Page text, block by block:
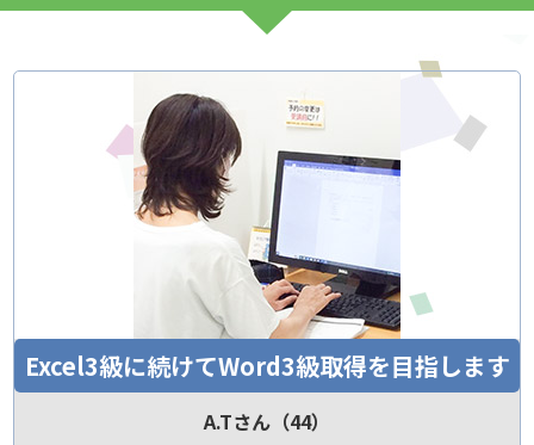
Excel3級に続けてWord3級取得を目指します
A.Tさん（44）